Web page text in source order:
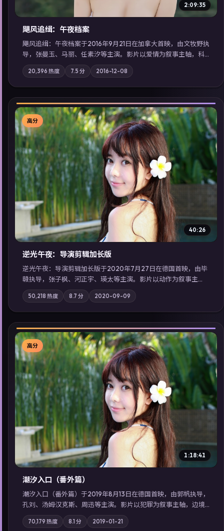
2:09:35
飓风追缉：午夜档案
飓风追缉：午夜档案于2016年9月21日在加拿大首映，由文牧野执
导，张曼玉、马丽、任素汐等主演。影片以爱情为叙事主轴，科
技与人性的边界在实验事故后逐渐模糊；摄影与配乐强化地域气
质；站内亦可通过「国产免费观看高清电视剧在线看」延展检索
同类型高分佳作，畅享高清在线追剧体验。
20,396 热度 7.5 分 2016-12-08
▶
高分
40:26
逆光午夜：导演剪辑加长版
逆光午夜：导演剪辑加长版于2020年7月27日在德国首映，由毕
赣执导，张子枫、河正宇、瑛太等主演。影片以动作为叙事主
轴，记忆碎片重组后，主角发现自己从未活过“真实”的一天；摄
影与配乐强化地域气质；站内亦可通过「国产免费观看高清电视
剧在线看」延展检索同类型高分佳作，畅享高清在线追剧体验。
50,218 热度 8.7 分 2020-09-09
▶
高分
1:18:41
潮汐入口（番外篇）
潮汐入口（番外篇）于2019年8月13日在德国首映，由郭帆执导，
孔刘、汤姆·汉克斯、周迅等主演。影片以犯罪为叙事主轴，边境
小镇的平静被一封匿名信彻底打破；摄影与配乐强化地域气质；
站内亦可通过「国产免费观看高清电视剧在线看」延展检索同类
70,179 热度 8.1分 2019-01-21